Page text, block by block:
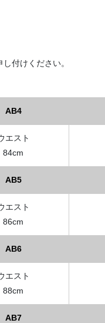
付けください。
AB4
エスト
84cm
AB5
エスト
86cm
AB6
エスト
88cm
AB7